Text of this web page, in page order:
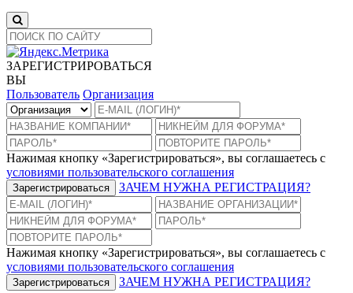
ЗАРЕГИСТРИРОВАТЬСЯ
ВЫ
Пользователь Организация
Нажимая кнопку «Зарегистрироваться», вы соглашаетесь с
условиями пользовательского соглашения
Зарегистрироваться ЗАЧЕМ НУЖНА РЕГИСТРАЦИЯ?
Нажимая кнопку «Зарегистрироваться», вы соглашаетесь с
условиями пользовательского соглашения
Зарегистрироваться
ЗАЧЕМ НУЖНА РЕГИСТРАЦИЯ?